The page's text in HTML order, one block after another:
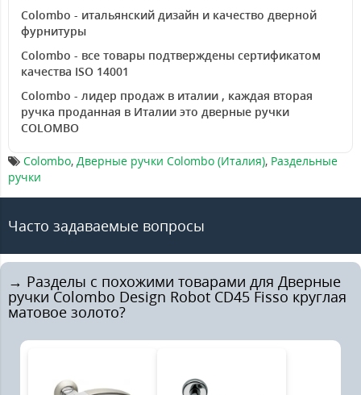
Colombo - итальянский дизайн и качество дверной
фурнитуры
Colombo - все товары подтверждены сертификатом
качества ISO 14001
Colombo - лидер продаж в италии , каждая вторая
ручка проданная в Италии это дверные ручки
COLOMBO
Colombo, Дверные ручки Colombo (Италия), Раздельные
ручки
Часто задаваемые вопросы
→ Разделы с похожими товарами для Дверные
ручки Colombo Design Robot CD45 Fisso круглая
матовое золото?